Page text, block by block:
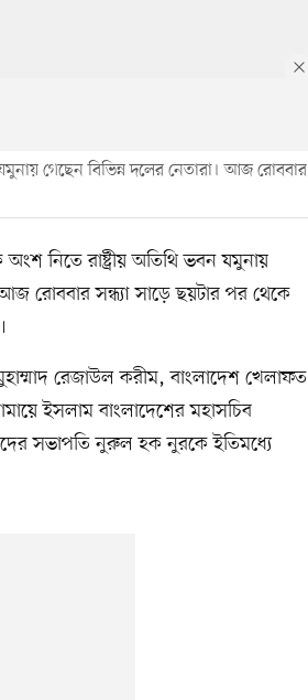
গেছেন বিভিন্ন দলের নেতারা। আজ রোববার
নিতে রাষ্ট্রীয় অতিথি ভবন যমুনায়
রোববার সন্ধ্যা সাড়ে ছয়টার পর থেকে
রেজাউল করীম, বাংলাদেশ খেলাফত
ইসলাম বাংলাদেশের মহাসচিব
সভাপতি নুরুল হক নুরকে ইতিমধ্যে